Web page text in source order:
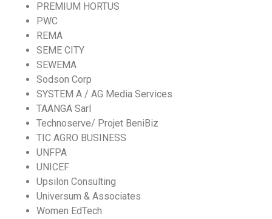
PREMIUM HORTUS
PWC
REMA
SEME CITY
SEWEMA
Sodson Corp
SYSTEM A / AG Media Services
TAANGA Sarl
Technoserve/ Projet BeniBiz
TIC AGRO BUSINESS
UNFPA
UNICEF
Upsilon Consulting
Universum & Associates
Women EdTech